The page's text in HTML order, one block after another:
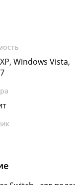
Windows Vista,